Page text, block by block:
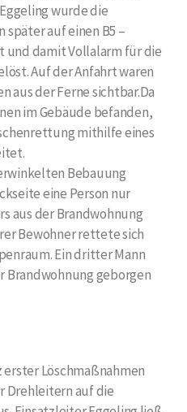
wurde die
später auf einen B5 –
und damit Vollalarm für die
Auf der Anfahrt waren
aus der Ferne sichtbar.Da
im Gebäude befanden,
mithilfe eines
Bebauung
eine Person nur
aus der Brandwohnung
Bewohner rettete sich
Ein dritter Mann
Brandwohnung geborgen
Löschmaßnahmen
Drehleitern auf die